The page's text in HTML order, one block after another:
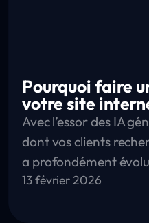
Pourquoi faire
votre site
Avec l’essor des IA
dont vos clients
a profondément
13 février 2026